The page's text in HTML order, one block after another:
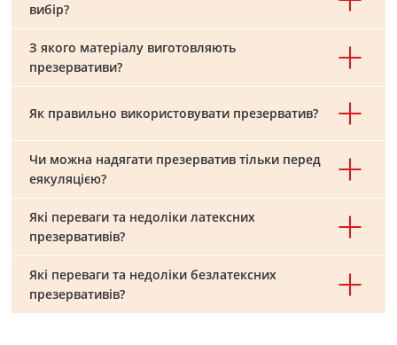
вибір?
З якого матеріалу виготовляють
презервативи?
Як правильно використовувати презерватив?
Чи можна надягати презерватив тільки перед
еякуляцією?
Які переваги та недоліки латексних
презервативів?
Які переваги та недоліки безлатексних
презервативів?